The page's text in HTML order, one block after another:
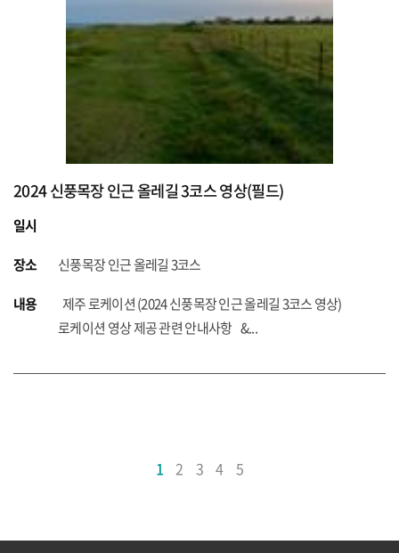
2024 신풍목장 인근 올레길 3코스 영상(필드)
일시
장소
신풍목장 인근 올레길 3코스
내용
제주 로케이션 (2024 신풍목장 인근 올레길 3코스 영상)
로케이션 영상 제공 관련 안내사항 &...
1 2 3 4 5